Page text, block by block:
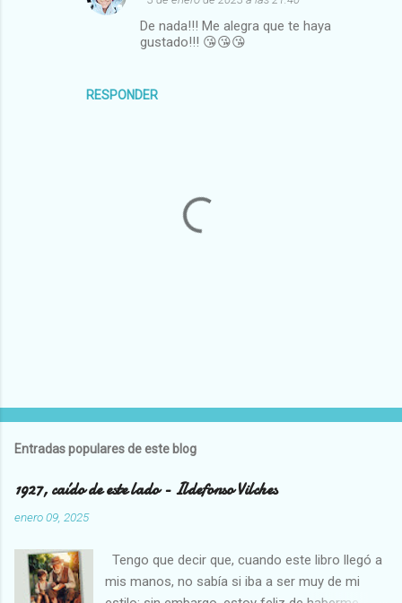
RESPONDER
De nada!!! Me alegra que te haya
gustado!!! 😘😘😘
l
a
r
n
c
o
m
Entradas populares de este blog
1927, caído de este lado - Ildefonso Vilches
enero 09, 2025
Tengo que decir que, cuando este libro llegó a
mis manos, no sabía si iba a ser muy de mi